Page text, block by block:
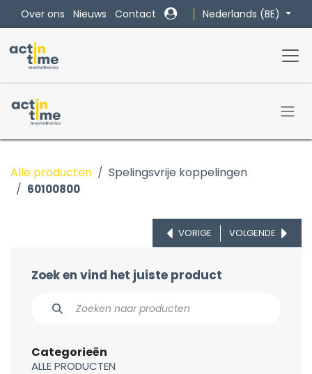
Overslaan naar inhoud
Over ons Nieuws Contact Nederlands (BE)
Alle producten Spelingsvrije koppelingen
60100800
VORIGE VOLGENDE
Zoek en vind het juiste product
Categorieën
ALLE PRODUCTEN